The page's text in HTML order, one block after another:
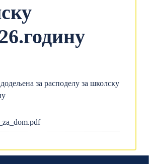
за расподелу за школску